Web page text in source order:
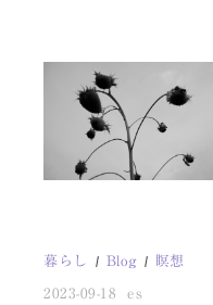
暮らし Blog 瞑想
2023-09-18 es